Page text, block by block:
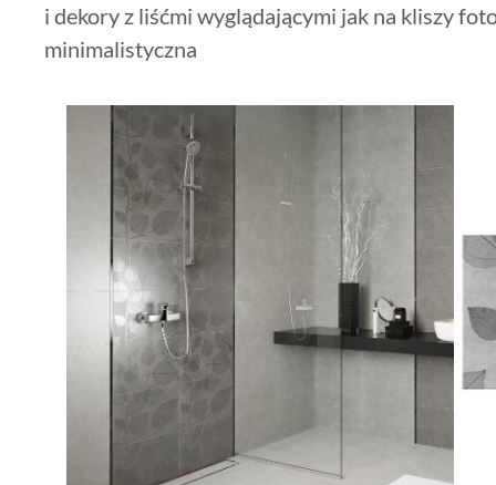
i dekory z liśćmi wyglądającymi jak na kliszy
minimalistyczna